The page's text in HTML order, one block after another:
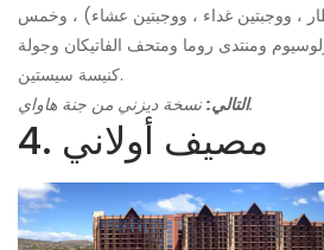
، ووجبتين غداء ، ووجبتين عشاء) ، وخمس
ومنتدى روما ومتحف الفاتيكان وجولة
كنيسة سيستين.
التالي:نسخة ديزني من جنة هاواي.
4. مصيف أولاني